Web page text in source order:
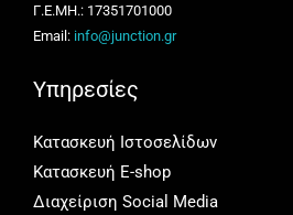
Γ.Ε.ΜΗ.: 17351701000
Email: info@junction.gr
Υπηρεσίες
Κατασκευή Ιστοσελίδων
Κατασκευή E-shop
Διαχείριση Social Media